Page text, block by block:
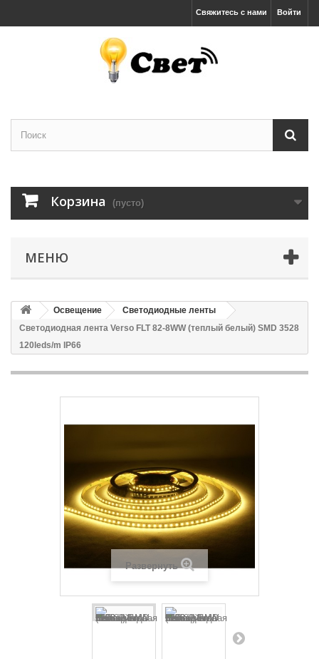
Войти
Свяжитесь с нами
Корзина (пусто)
МЕНЮ
Освещение
Светодиодные ленты
Светодиодная лента Verso FLT 82-8WW (теплый белый) SMD 3528
120leds/m IP66
Развернуть